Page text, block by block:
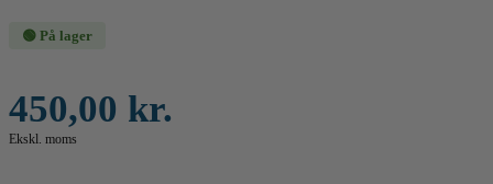
🟢 På lager
450,00 kr.
Ekskl. moms